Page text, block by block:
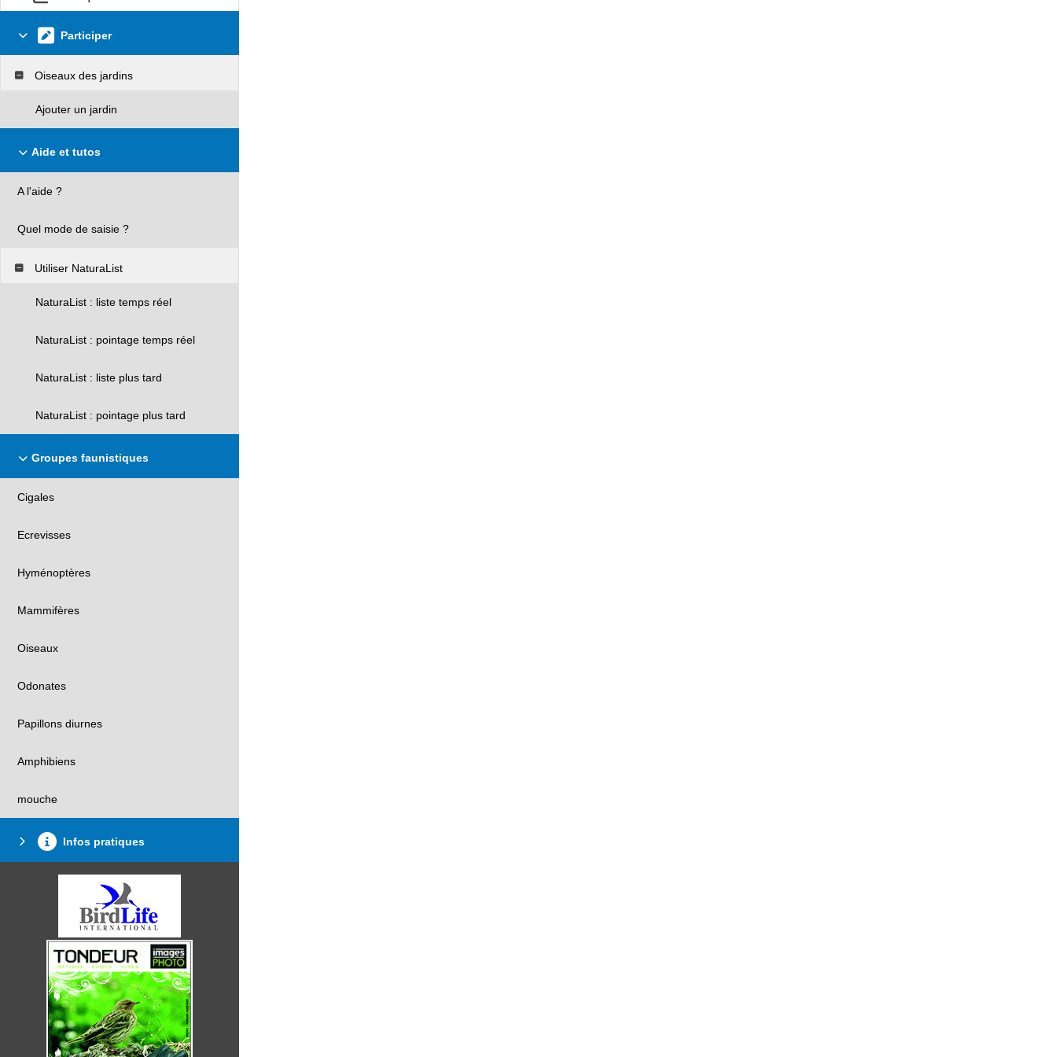
Participer
Oiseaux des jardins
Ajouter un jardin
Aide et tutos
A l'aide ?
Quel mode de saisie ?
Utiliser NaturaList
NaturaList : liste temps réel
NaturaList : pointage temps réel
NaturaList : liste plus tard
NaturaList : pointage plus tard
Groupes faunistiques
Cigales
Ecrevisses
Hyménoptères
Mammifères
Oiseaux
Odonates
Papillons diurnes
Amphibiens
mouche
Infos pratiques